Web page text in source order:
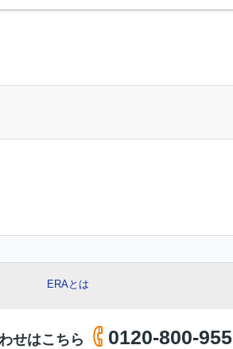
ERAとは
せはこちら 0120-800-955